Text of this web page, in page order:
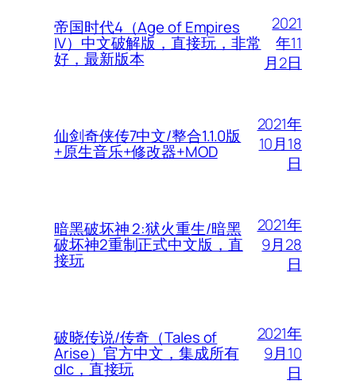
帝国时代4（Age of Empires
IV）中文破解版，直接玩，非常
好，最新版本
2021
年11
月2日
仙剑奇侠传7中文/整合1.1.0版
+原生音乐+修改器+MOD
2021年
10月18
日
暗黑破坏神 2:狱火重生/暗黑
破坏神2重制正式中文版，直
接玩
2021年
9月28
日
破晓传说/传奇（Tales of
Arise）官方中文，集成所有
dlc，直接玩
2021年
9月10
日